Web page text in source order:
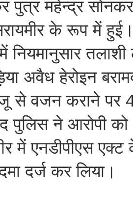
पुत्र महेन्द्र
के रूप में हुई।
में नियमानुसार
अवैध हेरोइन
से वजन कराने पर
पुलिस ने आरोपी को
में एनडीपीएस एक्ट
दर्ज कर लिया।